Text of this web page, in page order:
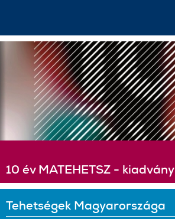
10 év MATEHETSZ - kiadvány
Tehetségek Magyarországa